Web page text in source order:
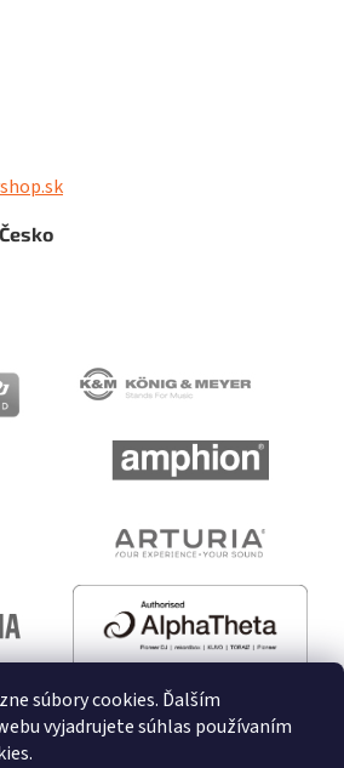
súbory cookies. Ďalším
vyjadrujete súhlas používaním